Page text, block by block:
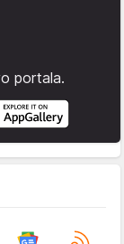
portala.